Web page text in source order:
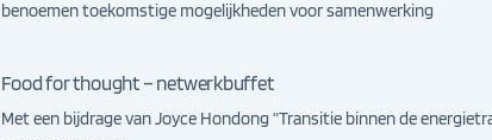
benoemen toekomstige mogelijkheden voor samenwerking
Food for thought – netwerkbuffet
Met een bijdrage van Joyce Hondong “Transitie binnen de